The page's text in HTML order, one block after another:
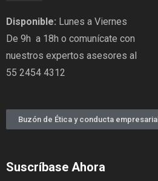
Disponible: Lunes a Viernes
De 9h a 18h o comunícate con
nuestros expertos asesores al
55 2454 4312
Buzón de Ética y conducta empresarial
Suscríbase Ahora